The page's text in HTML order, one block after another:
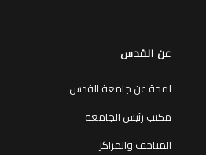
عن القدس
لمحة عن جامعة القدس
مكتب رئيس الجامعة
المتاحف والمراكز